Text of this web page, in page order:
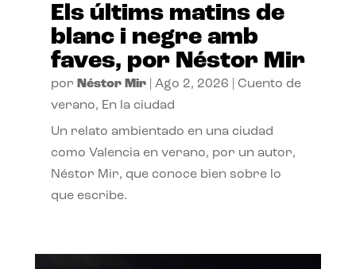
Els últims matins de
blanc i negre amb
faves, por Néstor Mir
por Néstor Mir| Ago 2, 2026
Cuento de
verano, En la ciudad
Un relato ambientado en una ciudad
como Valencia en verano, por un autor,
Néstor Mir, que conoce bien sobre lo
que escribe.